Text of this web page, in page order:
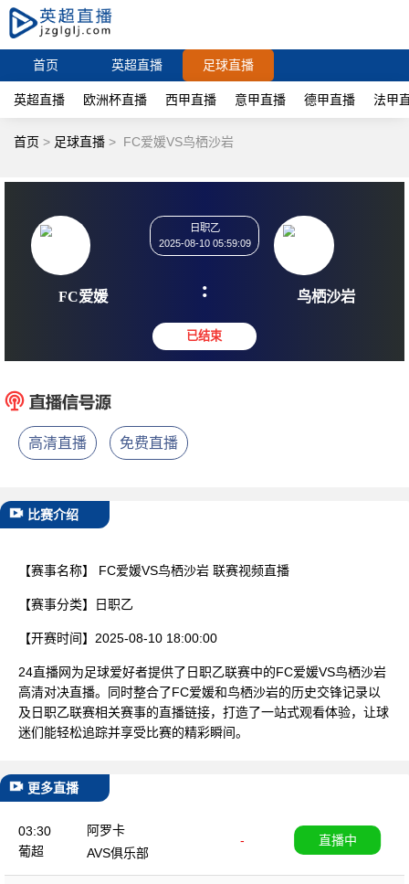
首页 英超直播 足球直播
英超直播 欧洲杯直播 西甲直播 意甲直播 德甲直播 法甲
首页 > 足球直播 > FC爱媛VS鸟栖沙岩
FC爱媛
2025-08-10 05:59:09
: 鸟栖
高清直播 免费直播
比赛介绍
【赛事名称】 FC爱媛VS鸟栖沙岩 联赛视频直播
【赛事分类】 日职乙
【开赛时间】 2025-08-10 18:00:00
24直播网为足球爱好者提供了日职乙联赛中的FC爱媛VS鸟栖沙岩
高清对决直播。同时整合了FC爱媛和鸟栖沙岩的历史交锋记录以
及日职乙联赛相关赛事的直播链接，打造了一站式观看体验，让球
迷们能轻松追踪并享受比赛的精彩瞬间。
更多直播
03:30
葡超
阿罗卡
-
AVS俱乐部
直播中